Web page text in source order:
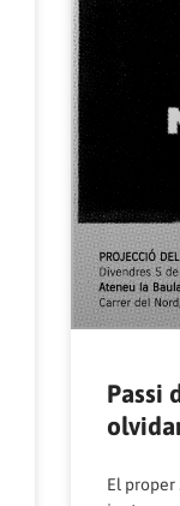
Passi
El proper